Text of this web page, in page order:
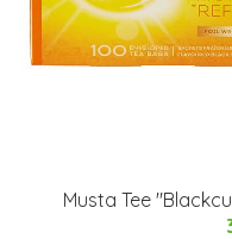
Musta Tee